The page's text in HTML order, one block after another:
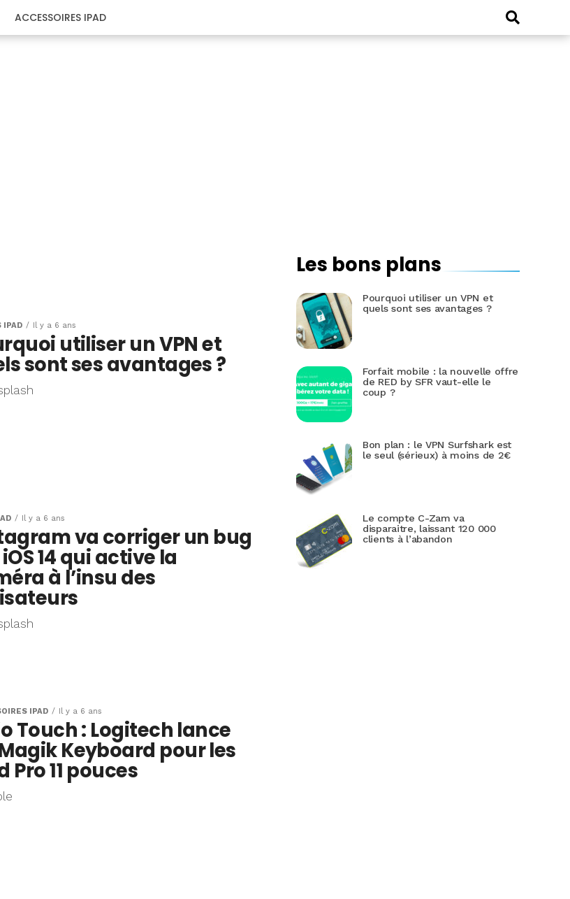
ACCESSOIRES IPAD
IPAD Il y a 6 ans
utiliser un VPN et
sont ses avantages ?
Il y a 6 ans
va corriger un bug
14 qui active la
à l’insu des
IPAD Il y a 6 ans
Touch : Logitech lance
Keyboard pour les
Pro 11 pouces
Les bons plans
Pourquoi utiliser un VPN et
quels sont ses avantages ?
Forfait mobile : la nouvelle offre
de RED by SFR vaut-elle le
coup ?
Bon plan : le VPN Surfshark est
le seul (sérieux) à moins de 2€
Le compte C-Zam va
disparaitre, laissant 120 000
clients à l’abandon